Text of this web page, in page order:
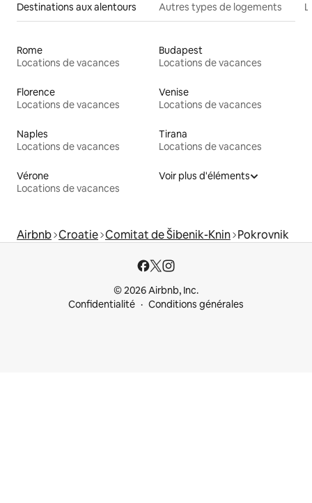
Destinations aux alentours Autres types de logements
Rome
Locations de vacances
Budapest
Locations de vacances
Florence
Locations de vacances
Venise
Locations de vacances
Naples
Locations de vacances
Tirana
Locations de vacances
Vérone
Locations de vacances
Voir plus d'éléments
Airbnb Croatie Comitat de Šibenik-Knin Pokrovnik
© 2026 Airbnb, Inc.
Confidentialité
Conditions générales